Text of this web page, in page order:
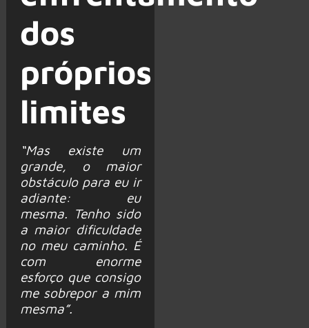
dos
próprios
limites
“Mas existe um
grande, o maior
obstáculo para eu ir
adiante: eu
mesma. Tenho sido
a maior dificuldade
no meu caminho. É
com enorme
esforço que consigo
me sobrepor a mim
mesma”.